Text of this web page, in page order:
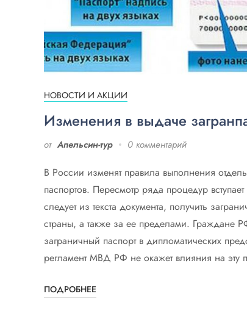
НОВОСТИ И АКЦИИ
Изменения в выдаче
от Апельсин-тур 0 комментарий
В России изменят правила выполнения
паспортов. Пересмотр ряда процедур
следует из текста документа, получить
страны, а также за ее пределами. Граждане
заграничный паспорт в дипломатических
регламент МВД РФ не окажет влияния на
ПОДРОБНЕЕ